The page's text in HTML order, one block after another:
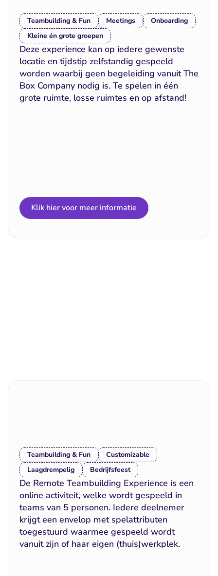
Teambuilding & Fun Meetings
Onboarding
Kleine én grote groepen
Deze experience kan op iedere gewenste
locatie en tijdstip zelfstandig gespeeld
worden waarbij geen begeleiding vanuit The
Box Company nodig is. Te spelen in één
grote ruimte, losse ruimtes en op afstand!
Klik hier voor meer informatie
Teambuilding & Fun
Customizable
Laagdrempelig
Bedrijfsfeest
De Remote Teambuilding Experience is een
online activiteit, welke wordt gespeeld in
teams van 5 personen. Iedere deelnemer
krijgt een envelop met spelattributen
toegestuurd waarmee gespeeld wordt
vanuit zijn of haar eigen (thuis)werkplek.